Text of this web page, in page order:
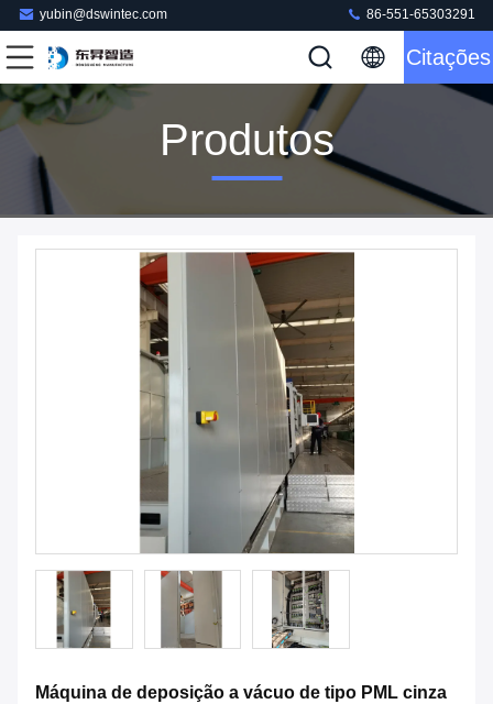
yubin@dswintec.com 86-551-65303291
Citações
Produtos
Máquina de deposição a vácuo de tipo PML cinza